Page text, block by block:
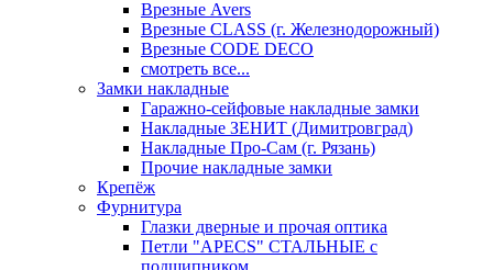
Врезные Avers
Врезные CLASS (г. Железнодорожный)
Врезные CODE DECO
смотреть все...
Замки накладные
Гаражно-сейфовые накладные замки
Накладные ЗЕНИТ (Димитровград)
Накладные Про-Сам (г. Рязань)
Прочие накладные замки
Крепёж
Фурнитура
Глазки дверные и прочая оптика
Петли "APECS" СТАЛЬНЫЕ с
подшипником